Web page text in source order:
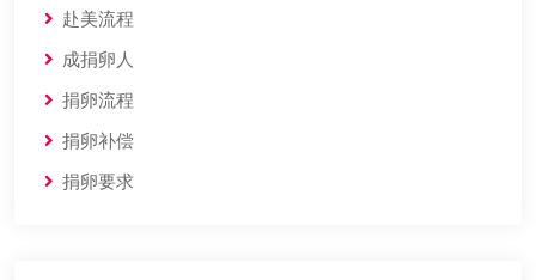
赴美流程
成捐卵人
捐卵流程
捐卵补偿
捐卵要求